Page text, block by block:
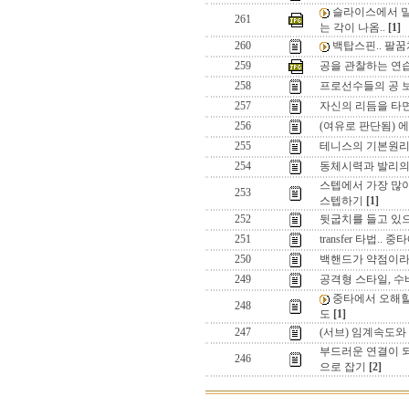
261
슬라이스에서
는 각이 나옴.. [1]
260
백탑스핀.. 팔
259
공을 관찰하는 연
258
프로선수들의 공
257
자신의 리듬을 타
256
(여유로 판단됨)
255
테니스의 기본원
254
동체시력과 발리
253
스텝에서 가장 많
스텝하기
[1]
252
뒷굽치를 들고 있
251
transfer 타법.. 중
250
백핸드가 약점이
249
공격형 스타일,
248
중타에서 오해
도 [1]
247
(서브) 임계속도
246
부드러운 연결이
으로 잡기
[2]